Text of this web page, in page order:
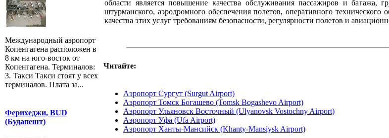
Международный аэропорт
Копенгагена расположен в
8 км на юго-восток от
Копенгагена. Терминалов:
3. Такси Такси стоят у всех
терминалов. Плата за...
Ферихеджи, BUD
(Будапешт)
области является повышение качества обслуживания пассажиров и багажа,
штурманского, аэродромного обеспечения полетов, оперативного
качества этих услуг требованиям безопасности, регулярности полетов и
Читайте:
Аэропорт Сургут (Surgut Airport)
Аэропорт Томск Богашево (Tomsk Bogashevo Airport)
Аэропорт Ульяновск Восточный (Ulyanovsk Vostochny Airport)
Аэропорт Уфа (Ufa Airport)
Аэропорт Ханты-Мансийск (Khanty-Mansiysk Airport)